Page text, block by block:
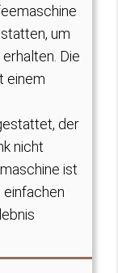
um
Die
einem
der
nicht
ist
einfachen